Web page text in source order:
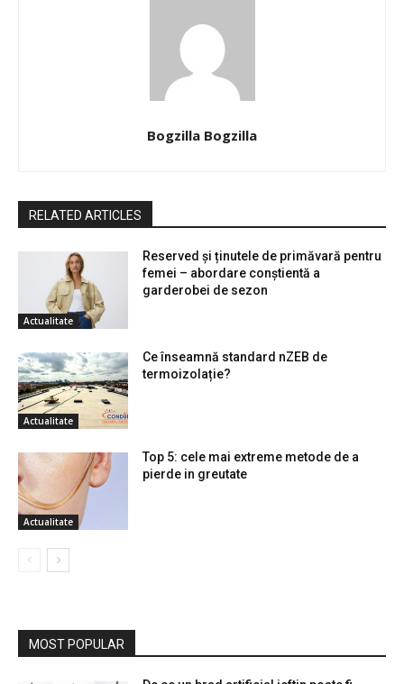
Bogzilla Bogzilla
RELATED ARTICLES
Actualitate
Reserved și ținutele de primăvară pentru
femei – abordare conștientă a
garderobei de sezon
Actualitate
Ce înseamnă standard nZEB de
termoizolație?
Actualitate
Top 5: cele mai extreme metode de a
pierde in greutate
MOST POPULAR